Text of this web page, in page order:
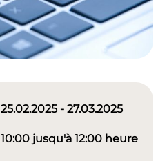
25.02.2025 - 27.03.2025
10:00 jusqu'à 12:00 heure